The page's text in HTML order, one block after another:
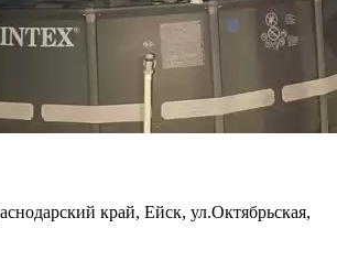
край, Ейск, ул.Октябрьская,